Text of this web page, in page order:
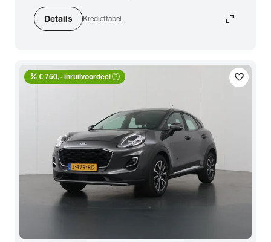
Details Krediettabel expand_content
favorite
percent € 750,- inruilvoordeelhelp_outline